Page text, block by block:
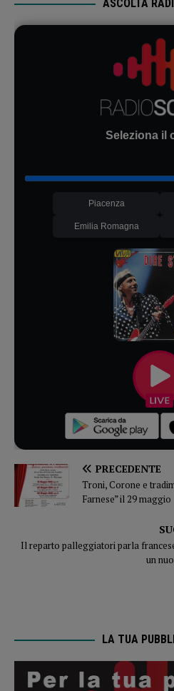
ASCOLTA
Seleziona il
Piacenza
Emilia Romagna
PRECEDENTE
Troni, Corone e
Farnese” il 29 maggio
Il reparto palleggiatori parla
un
LA TUA